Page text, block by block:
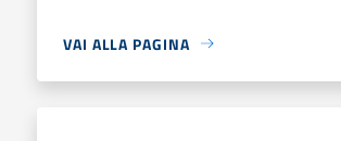
VAI ALLA PAGINA